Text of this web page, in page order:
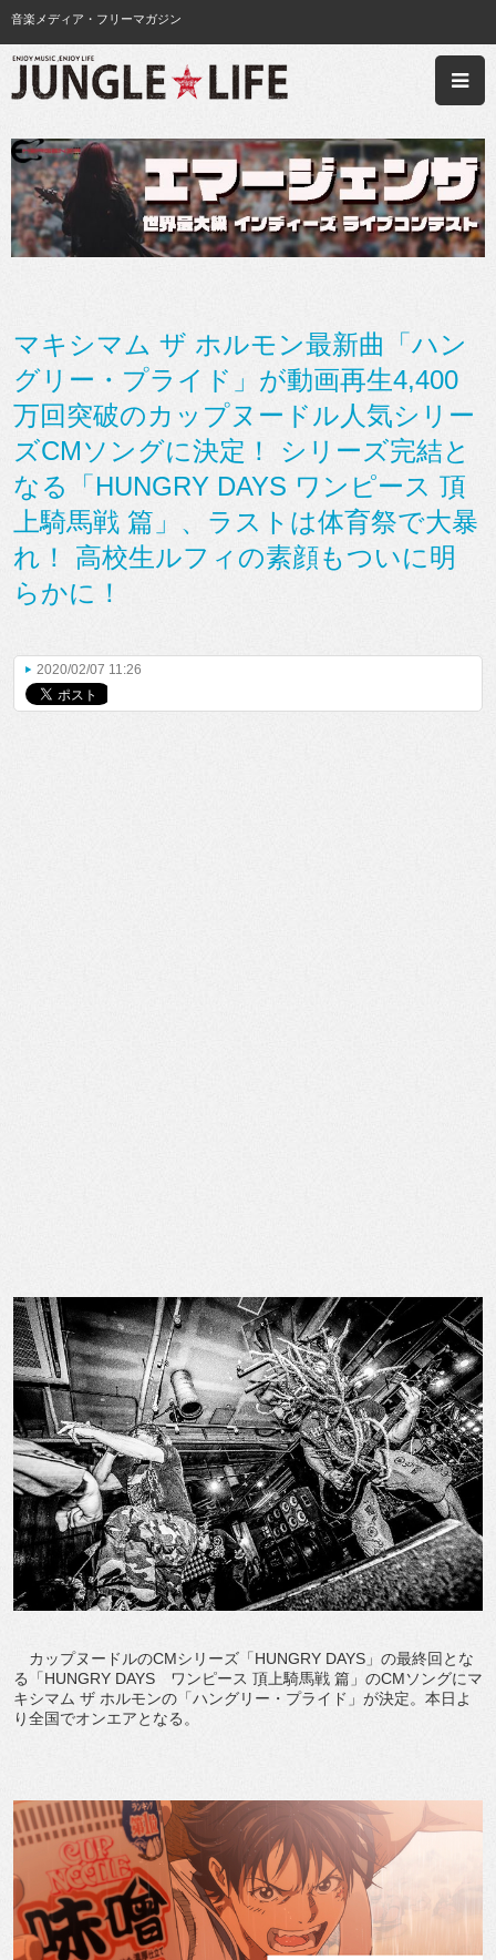
音楽メディア・フリーマガジン
マキシマム ザ ホルモン最新曲「ハン
グリー・プライド」が動画再生4,400
万回突破のカップヌードル人気シリー
ズCMソングに決定！ シリーズ完結と
なる「HUNGRY DAYS ワンピース 頂
上騎馬戦 篇」、ラストは体育祭で大暴
れ！ 高校生ルフィの素顔もついに明
らかに！
2020/02/07 11:26
カップヌードルのCMシリーズ「HUNGRY DAYS」の最終回とな
る「HUNGRY DAYS ワンピース 頂上騎馬戦 篇」のCMソングにマ
キシマム ザ ホルモンの「ハングリー・プライド」が決定。本日よ
り全国でオンエアとなる。